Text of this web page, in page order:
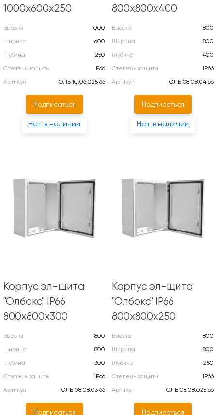
1000х600х250
Высота
1000
Ширина
600
Глубина
250
Степень защиты
IP66
Артикул
ОЛБ 10.06.025 66
Подписаться
Нет в наличии
800х800х400
Высота
800
Ширина
800
Глубина
400
Степень защиты
IP66
Артикул
ОЛБ 08.08.04 66
Подписаться
Нет в наличии
Корпус эл-щита
"Олбокс" IP66
800х800х300
Высота
800
Ширина
800
Глубина
300
Степень защиты
IP66
Артикул
ОЛБ 08.08.03 66
Подписаться
Корпус эл-щита
"Олбокс" IP66
800х800х250
Высота
800
Ширина
800
Глубина
250
Степень защиты
IP66
Артикул
ОЛБ 08.08.025 66
Подписаться